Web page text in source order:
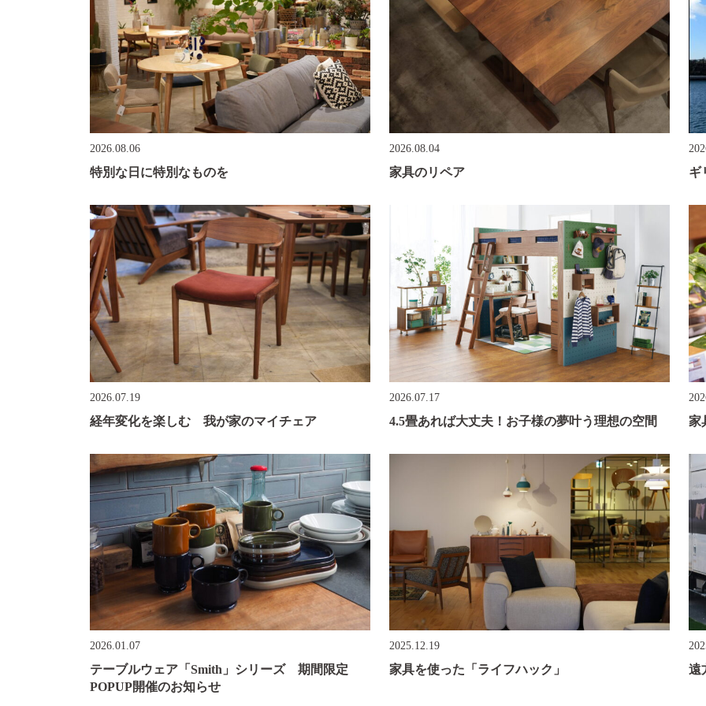
2026.08.06
特別な日に特別なものを
2026.08.04
家具のリペア ギ
2026.07.19
経年変化を楽しむ 我が家のマイチェア
2026.07.17
4.5畳あれば大丈夫！お子様の夢叶う理想の空間 家
2026.01.07
テーブルウェア「Smith」シリーズ 期間限定
POPUP開催のお知らせ
2025.12.19
家具を使った「ライフハック」 遠